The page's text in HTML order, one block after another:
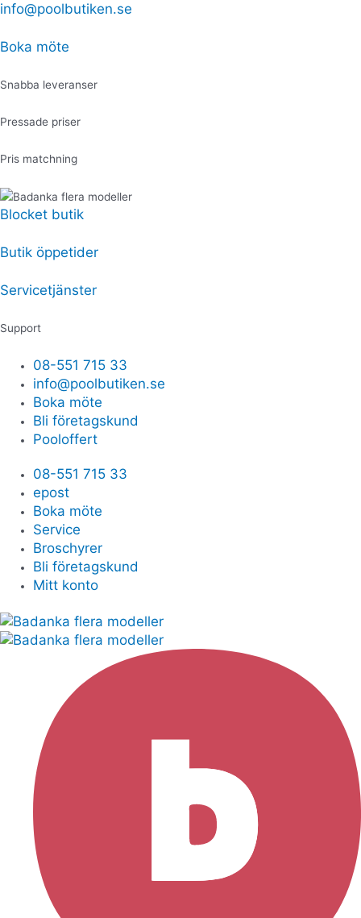
Hoppa
innehåll
info@poolbutiken.se
Boka möte
Snabba leveranser
Pressade priser
Pris matchning
Blocket butik
Butik öppetider
Servicetjänster
Support
08-551 715 33
info@poolbutiken.se
Boka möte
Bli företagskund
Pooloffert
08-551 715 33
epost
Boka möte
Service
Broschyrer
Bli företagskund
Mitt konto
Produktsökning
Produktsökning
Plastmutter
UV-
mängd